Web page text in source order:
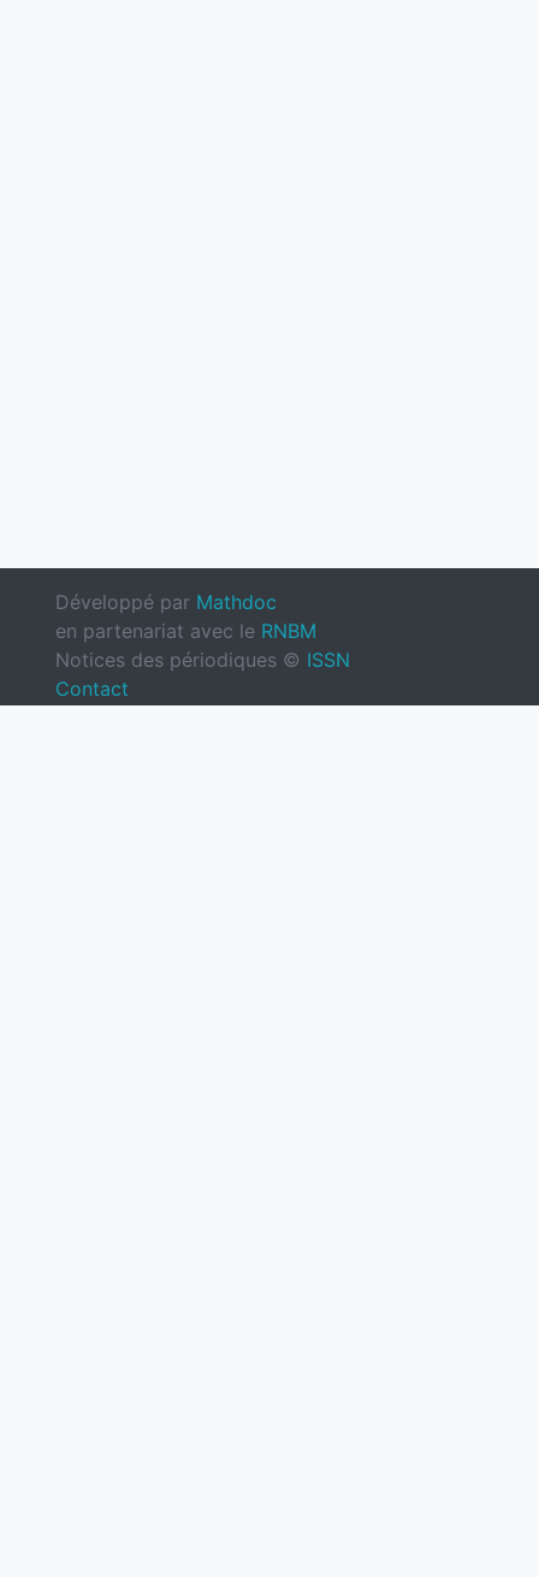
Développé par Mathdoc
en partenariat avec le RNBM
Notices des périodiques © ISSN
Contact